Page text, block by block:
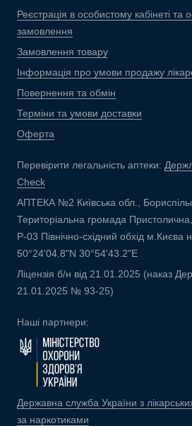
Реєстрація в особистому кабінеті
замовлення
Замовлення товару
Інформація про умови продажу
Повернення та обмін
Терміни та умови доставки
Оферта
Перевірити легальність аптеки:
Check
АПТЕКА №2 Київська обл.,
Територіальна громада
Р-03 Північно-східний обхід м.Києва
50°24'04.8"N 30°54'43.2"E
Ліцензія б/н від 21.01.2025 (наказ
21.01.2025 № 93-25)
Наші партнери:
Державна служба України з
за наркотиками